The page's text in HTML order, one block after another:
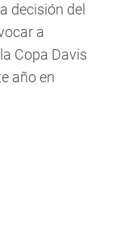
decisión del
a
Copa Davis
año en